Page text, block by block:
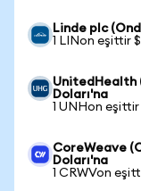
Linde plc
1 LINon eşittir
UnitedHealth
Doları'na
1 UNHon
CoreWeave
Doları'na
1 CRWVon